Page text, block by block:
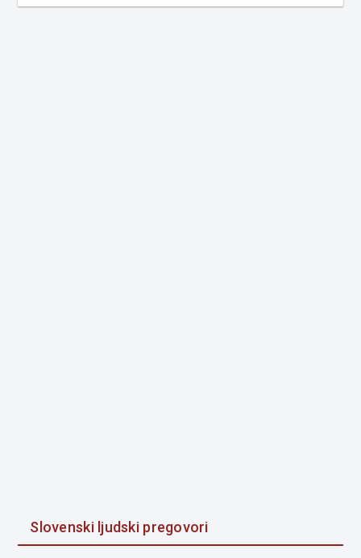
Slovenski ljudski pregovori